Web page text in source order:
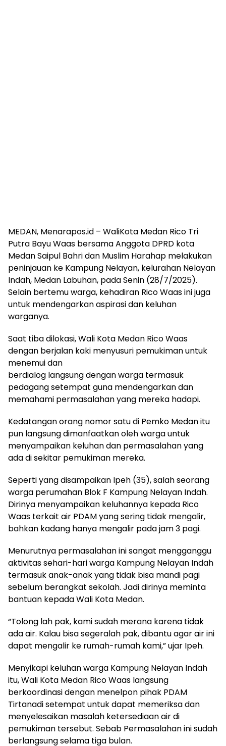
MEDAN, Menarapos.id – WaliKota Medan Rico Tri
Putra Bayu Waas bersama Anggota DPRD kota
Medan Saipul Bahri dan Muslim Harahap melakukan
peninjauan ke Kampung Nelayan, kelurahan Nelayan
Indah, Medan Labuhan, pada Senin (28/7/2025).
Selain bertemu warga, kehadiran Rico Waas ini juga
untuk mendengarkan aspirasi dan keluhan
warganya.
Saat tiba dilokasi, Wali Kota Medan Rico Waas
dengan berjalan kaki menyusuri pemukiman untuk
menemui dan
berdialog langsung dengan warga termasuk
pedagang setempat guna mendengarkan dan
memahami permasalahan yang mereka hadapi.
Kedatangan orang nomor satu di Pemko Medan itu
pun langsung dimanfaatkan oleh warga untuk
menyampaikan keluhan dan permasalahan yang
ada di sekitar pemukiman mereka.
Seperti yang disampaikan Ipeh (35), salah seorang
warga perumahan Blok F Kampung Nelayan Indah.
Dirinya menyampaikan keluhannya kepada Rico
Waas terkait air PDAM yang sering tidak mengalir,
bahkan kadang hanya mengalir pada jam 3 pagi.
Menurutnya permasalahan ini sangat mengganggu
aktivitas sehari-hari warga Kampung Nelayan Indah
termasuk anak-anak yang tidak bisa mandi pagi
sebelum berangkat sekolah. Jadi dirinya meminta
bantuan kepada Wali Kota Medan.
“Tolong lah pak, kami sudah merana karena tidak
ada air. Kalau bisa segeralah pak, dibantu agar air ini
dapat mengalir ke rumah-rumah kami,” ujar Ipeh.
Menyikapi keluhan warga Kampung Nelayan Indah
itu, Wali Kota Medan Rico Waas langsung
berkoordinasi dengan menelpon pihak PDAM
Tirtanadi setempat untuk dapat memeriksa dan
menyelesaikan masalah ketersediaan air di
pemukiman tersebut. Sebab Permasalahan ini sudah
berlangsung selama tiga bulan.